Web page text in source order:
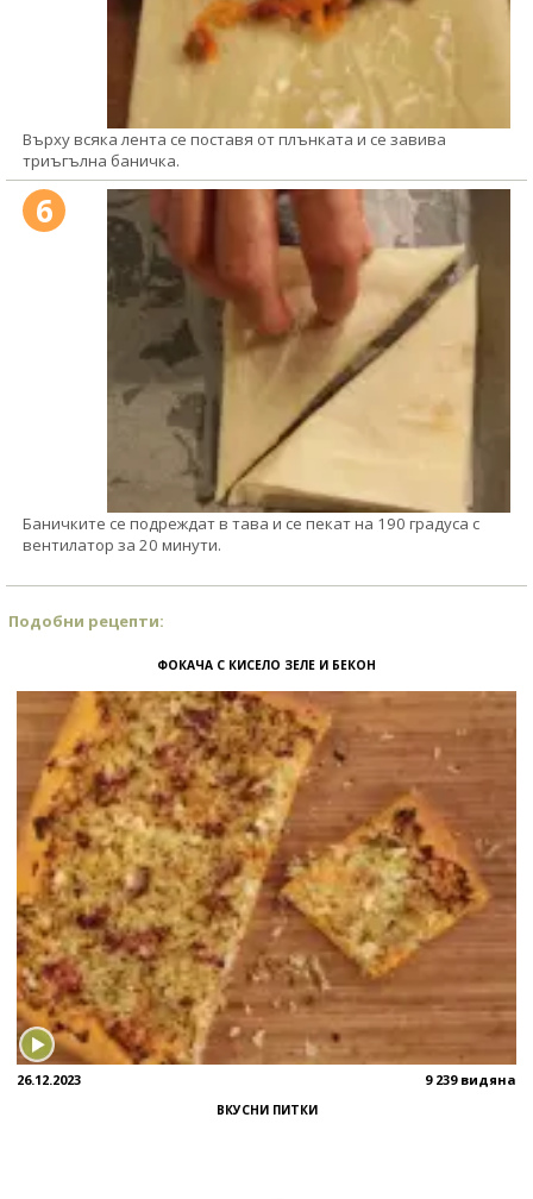
Върху всяка лента се поставя от плънката и се завива
триъгълна баничка.
6
Баничките се подреждат в тава и се пекат на 190 градуса с
вентилатор за 20 минути.
Подобни рецепти:
ФОКАЧА С КИСЕЛО ЗЕЛЕ И БЕКОН
26.12.2023 9 239 видяна
ВКУСНИ ПИТКИ